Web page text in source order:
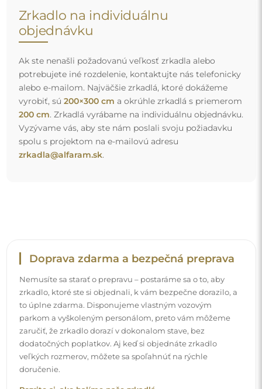
Doprava zdarma a bezpečná preprava
Nemusíte sa starať o prepravu – postaráme sa o to, aby
zrkadlo, ktoré ste si objednali, k vám bezpečne dorazilo, a
to úplne zdarma. Disponujeme vlastným vozovým
parkom a vyškoleným personálom, preto vám môžeme
zaručiť, že zrkadlo dorazí v dokonalom stave, bez
dodatočných poplatkov. Aj keď si objednáte zrkadlo
veľkých rozmerov, môžete sa spoľahnúť na rýchle
doručenie.
Pozrite si, ako balíme naše zrkadlá.
Jednoduchá montáž
Postaráme sa o výrobu a doručenie zrkadiel, zatiaľ čo
inštalácia je vo vašej zodpovednosti. Vzhľadom na
špecifiká každého priestoru neponúkame štandardné